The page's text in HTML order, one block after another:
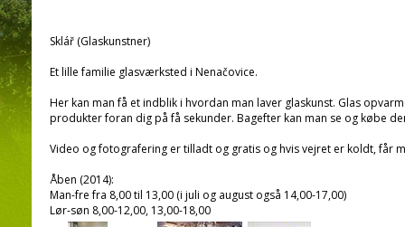
Sklář (Glaskunstner)
Et lille familie glasværksted i Nenačovice.
Her kan man få et indblik i hvordan man laver glaskunst. Glas
produkter foran dig på få sekunder. Bagefter kan man se og købe
Video og fotografering er tilladt og gratis og hvis vejret er koldt, får
Åben (2014):
Man-fre fra 8,00 til 13,00 (i juli og august også 14,00-17,00)
Lør-søn 8,00-12,00, 13,00-18,00